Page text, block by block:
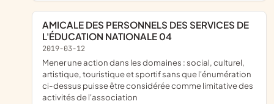
AMICALE DES PERSONNELS DES SERVICES DE
L'ÉDUCATION NATIONALE 04
2019-03-12
mener une action dans les domaines : social, culturel,
artistique, touristique et sportif sans que l'énumération
ci-dessus puisse être considérée comme limitative des
activités de l'association